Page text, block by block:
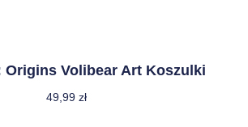
Origins Volibear Art Koszulki
49,99 zł